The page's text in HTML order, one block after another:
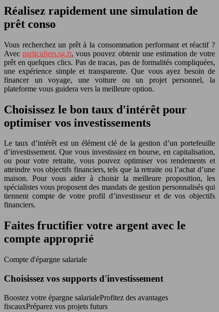
Réalisez rapidement une simulation de
prêt conso
Vous recherchez un prêt à la consommation performant et réactif ?
Avecparticuliers.sg.fr, vous pouvez obtenir une estimation de votre
prêt en quelques clics. Pas de tracas, pas de formalités compliquées,
une expérience simple et transparente. Que vous ayez besoin de
financer un voyage, une voiture ou un projet personnel, la
plateforme vous guidera vers la meilleure option.
Choisissez le bon taux d'intérêt pour
optimiser vos investissements
Le taux d’intérêt est un élément clé de la gestion d’un portefeuille
d’investissement. Que vous investissiez en bourse, en capitalisation,
ou pour votre retraite, vous pouvez optimiser vos rendements et
atteindre vos objectifs financiers, tels que la retraite ou l’achat d’une
maison. Pour vous aider à choisir la meilleure proposition, les
spécialistes vous proposent des mandats de gestion personnalisés qui
tiennent compte de votre profil d’investisseur et de vos objectifs
financiers.
Faites fructifier votre argent avec le
compte approprié
Compte d'épargne salariale
Choisissez vos supports d'investissement
Boostez votre épargne salarialeProfitez des avantages
fiscauxPréparez vos projets futurs